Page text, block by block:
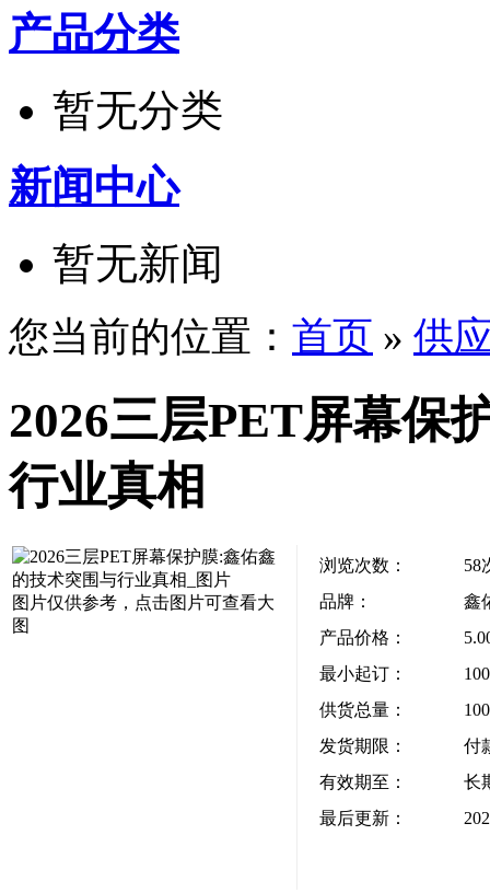
产品分类
暂无分类
新闻中心
暂无新闻
您当前的位置： 首页 » 供
2026三层PET屏幕保
行业真相
图片仅供参考，点击图片可查看大
图
浏览次数： 58
品牌：
鑫
产品价格：
最小起订：
供货总量：
发货期限：
付
有效期至：
长
最后更新：